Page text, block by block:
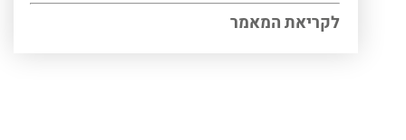
לקריאת המאמר